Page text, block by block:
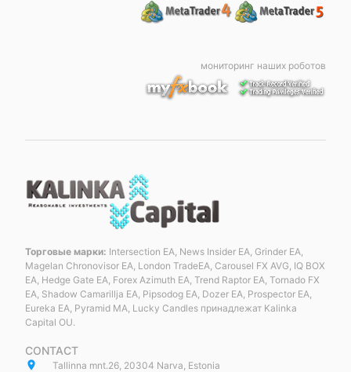
мониторинг наших роботов
Торговые марки: Intersection EA, News Insider EA, Grinder EA,
Magelan Chronovisor EA, London TradeEA, Carousel FX AVG, IQ BOX
EA, Hedge Gate EA, Forex Azimuth EA, Trend Raptor EA, Tornado FX
EA, Shadow Camarillja EA, Pipsodog EA, Dozer EA, Prospector EA,
Eureka EA, Pyramid MA, Lucky Candles принадлежат Kalinka
Capital OU.
CONTACT
place Tallinna mnt.26, 20304 Narva, Estonia